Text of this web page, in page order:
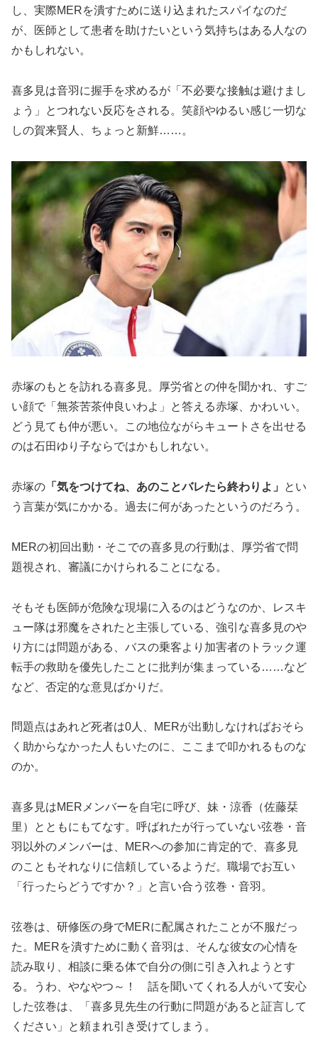
し、実際MERを潰すために送り込まれたスパイなのだ
が、医師として患者を助けたいという気持ちはある人なの
かもしれない。
喜多見は音羽に握手を求めるが「不必要な接触は避けまし
ょう」とつれない反応をされる。笑顔やゆるい感じ一切な
しの賀来賢人、ちょっと新鮮……。
赤塚のもとを訪れる喜多見。厚労省との仲を聞かれ、すご
い顔で「無茶苦茶仲良いわよ」と答える赤塚、かわいい。
どう見ても仲が悪い。この地位ながらキュートさを出せる
のは石田ゆり子ならではかもしれない。
赤塚の 「気をつけてね、あのことバレたら終わりよ」
とい
う言葉が気にかかる。過去に何があったというのだろう。
MERの初回出動・そこでの喜多見の行動は、厚労省で問
題視され、審議にかけられることになる。
そもそも医師が危険な現場に入るのはどうなのか、レスキ
ュー隊は邪魔をされたと主張している、強引な喜多見のや
り方には問題がある、バスの乗客より加害者のトラック運
転手の救助を優先したことに批判が集まっている……など
など、否定的な意見ばかりだ。
問題点はあれど死者は0人、MERが出動しなければおそら
く助からなかった人もいたのに、ここまで叩かれるものな
のか。
喜多見はMERメンバーを自宅に呼び、妹・涼香（佐藤栞
里）とともにもてなす。呼ばれたが行っていない弦巻・音
羽以外のメンバーは、MERへの参加に肯定的で、喜多見
のこともそれなりに信頼しているようだ。職場でお互い
「行ったらどうですか？」と言い合う弦巻・音羽。
弦巻は、研修医の身でMERに配属されたことが不服だっ
た。MERを潰すために動く音羽は、そんな彼女の心情を
読み取り、相談に乗る体で自分の側に引き入れようとす
る。うわ、やなやつ～！ 話を聞いてくれる人がいて安心
した弦巻は、「喜多見先生の行動に問題があると証言して
ください」と頼まれ引き受けてしまう。